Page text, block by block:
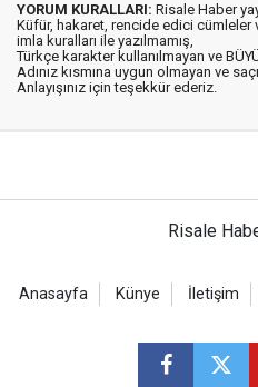
YORUM KURALLARI: Risale Haber
Küfür, hakaret, rencide edici cümleler
imla kuralları ile yazılmamış,
Türkçe karakter kullanılmayan ve
Adınız kısmına uygun olmayan ve
Anlayışınız için teşekkür ederiz.
Risale
Anasayfa Künye İletişim